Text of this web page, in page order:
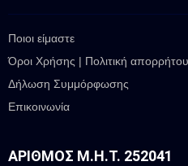
Ποιοι είμαστε
Όροι Χρήσης | Πολιτική
Δήλωση Συμμόρφωσης
Επικοινωνία
ΑΡΙΘΜΌΣ Μ.Η.Τ. 252041